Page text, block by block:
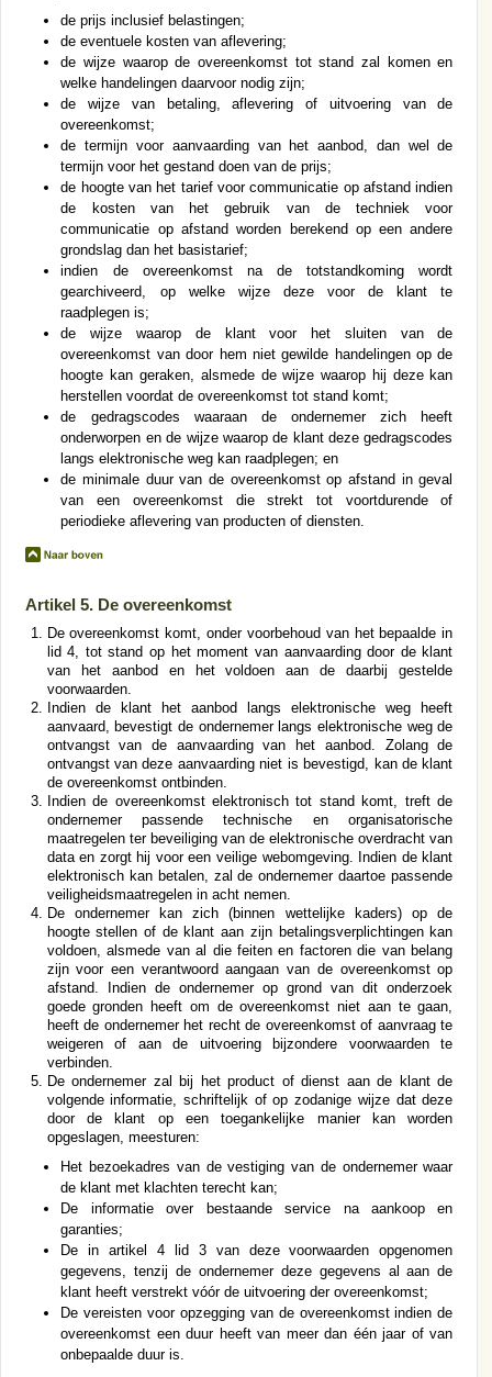
de prijs inclusief belastingen;
de eventuele kosten van aflevering;
de wijze waarop de overeenkomst tot stand zal komen en
welke handelingen daarvoor nodig zijn;
de wijze van betaling, aflevering of uitvoering van de
overeenkomst;
de termijn voor aanvaarding van het aanbod, dan wel de
termijn voor het gestand doen van de prijs;
de hoogte van het tarief voor communicatie op afstand indien
de kosten van het gebruik van de techniek voor
communicatie op afstand worden berekend op een andere
grondslag dan het basistarief;
indien de overeenkomst na de totstandkoming wordt
gearchiveerd, op welke wijze deze voor de klant te
raadplegen is;
de wijze waarop de klant voor het sluiten van de
overeenkomst van door hem niet gewilde handelingen op de
hoogte kan geraken, alsmede de wijze waarop hij deze kan
herstellen voordat de overeenkomst tot stand komt;
de gedragscodes waaraan de ondernemer zich heeft
onderworpen en de wijze waarop de klant deze gedragscodes
langs elektronische weg kan raadplegen; en
de minimale duur van de overeenkomst op afstand in geval
van een overeenkomst die strekt tot voortdurende of
periodieke aflevering van producten of diensten.
Artikel 5. De overeenkomst
De overeenkomst komt, onder voorbehoud van het bepaalde in
lid 4, tot stand op het moment van aanvaarding door de klant
van het aanbod en het voldoen aan de daarbij gestelde
voorwaarden.
Indien de klant het aanbod langs elektronische weg heeft
aanvaard, bevestigt de ondernemer langs elektronische weg de
ontvangst van de aanvaarding van het aanbod. Zolang de
ontvangst van deze aanvaarding niet is bevestigd, kan de klant
de overeenkomst ontbinden.
Indien de overeenkomst elektronisch tot stand komt, treft de
ondernemer passende technische en organisatorische
maatregelen ter beveiliging van de elektronische overdracht van
data en zorgt hij voor een veilige webomgeving. Indien de klant
elektronisch kan betalen, zal de ondernemer daartoe passende
veiligheidsmaatregelen in acht nemen.
De ondernemer kan zich (binnen wettelijke kaders) op de
hoogte stellen of de klant aan zijn betalingsverplichtingen kan
voldoen, alsmede van al die feiten en factoren die van belang
zijn voor een verantwoord aangaan van de overeenkomst op
afstand. Indien de ondernemer op grond van dit onderzoek
goede gronden heeft om de overeenkomst niet aan te gaan,
heeft de ondernemer het recht de overeenkomst of aanvraag te
weigeren of aan de uitvoering bijzondere voorwaarden te
verbinden.
De ondernemer zal bij het product of dienst aan de klant de
volgende informatie, schriftelijk of op zodanige wijze dat deze
door de klant op een toegankelijke manier kan worden
opgeslagen, meesturen:
Het bezoekadres van de vestiging van de ondernemer waar
de klant met klachten terecht kan;
De informatie over bestaande service na aankoop en
garanties;
De in artikel 4 lid 3 van deze voorwaarden opgenomen
gegevens, tenzij de ondernemer deze gegevens al aan de
klant heeft verstrekt vóór de uitvoering der overeenkomst;
De vereisten voor opzegging van de overeenkomst indien de
overeenkomst een duur heeft van meer dan één jaar of van
onbepaalde duur is.